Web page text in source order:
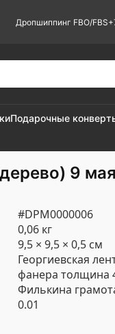
Дропшиппинг FBO/FBS
Подарочные
9 мая
#DPM0000006
0,06 кг
9,5 × 9,5 × 0,5 см
Георгиевская
фанера толщина
Филькина
0.01